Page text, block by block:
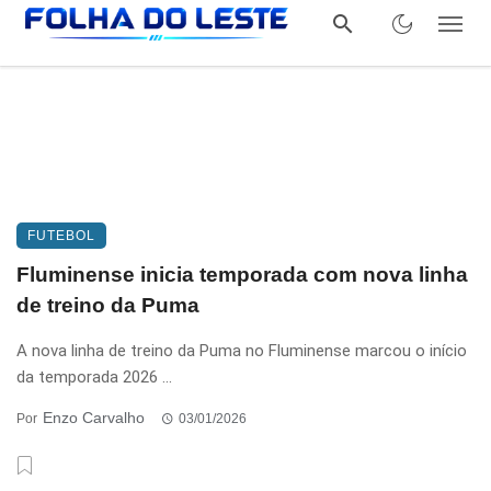
FUTEBOL
Fluminense inicia temporada com nova linha
de treino da Puma
A nova linha de treino da Puma no Fluminense marcou o início
da temporada 2026 ...
Por Enzo Carvalho 03/01/2026